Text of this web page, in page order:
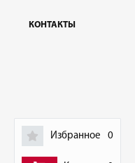
Избранное 0
КОНТАКТЫ